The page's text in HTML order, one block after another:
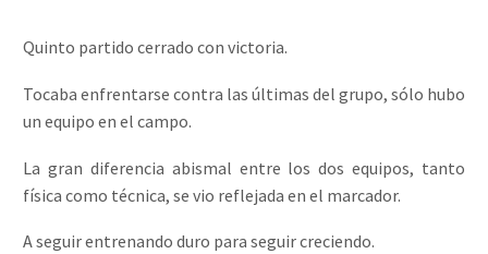
Quinto partido cerrado con victoria.
Tocaba enfrentarse contra las últimas del grupo, sólo hubo
un equipo en el campo.
La gran diferencia abismal entre los dos equipos, tanto
física como técnica, se vio reflejada en el marcador.
A seguir entrenando duro para seguir creciendo.